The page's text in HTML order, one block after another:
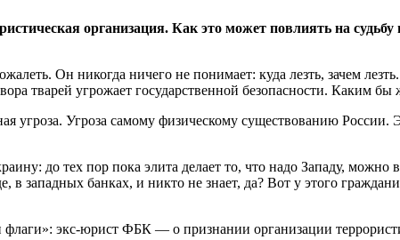
организация. Как это может повлиять на судьбу
Он никогда ничего не понимает: куда лезть, зачем
тварей угрожает государственной безопасности. Каким бы
угроза. Угроза самому физическому существованию
до тех пор пока элита делает то, что надо Западу,
в западных банках, и никто не знает, да? Вот у этого
экс-юрист ФБК — о признании организации